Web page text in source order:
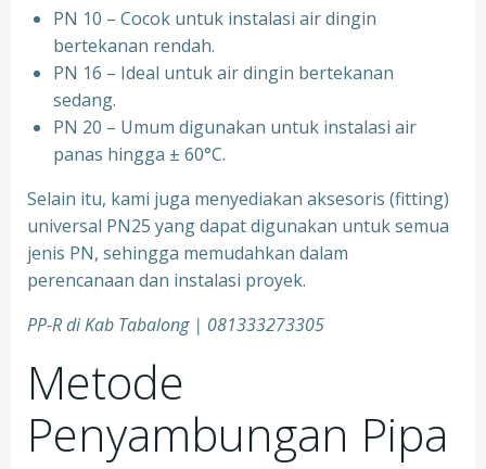
PN 10 – Cocok untuk instalasi air dingin
bertekanan rendah.
⁠PN 16 – Ideal untuk air dingin bertekanan
sedang.
⁠PN 20 – Umum digunakan untuk instalasi air
panas hingga ± 60°C.
Selain itu, kami juga menyediakan aksesoris (fitting)
universal PN25 yang dapat digunakan untuk semua
jenis PN, sehingga memudahkan dalam
perencanaan dan instalasi proyek.
PP-R di Kab Tabalong | 081333273305
Metode
Penyambungan Pipa